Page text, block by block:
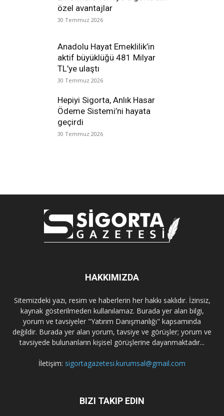
özel avantajlar
30 Temmuz 2026
Anadolu Hayat Emeklilik’in
aktif büyüklüğü 481 Milyar
TL’ye ulaştı
30 Temmuz 2026
Hepiyi Sigorta, Anlık Hasar
Ödeme Sistemi’ni hayata
geçirdi
30 Temmuz 2026
HAKKIMIZDA
Sitemizdeki yazı, resim ve haberlerin her hakkı saklıdır. İzinsiz,
kaynak gösterilmeden kullanılamaz. Burada yer alan bilgi,
yorum ve tavsiyeler "Yatırım Danışmanlığı" kapsamında
değildir. Burada yer alan yorum, tavsiye ve görüşler; yorum ve
tavsiyede bulunanların kişisel görüşlerine dayanmaktadır...
İletişim: sigortagazetesi.kurumsal@gmail.com
BIZI TAKIP EDIN